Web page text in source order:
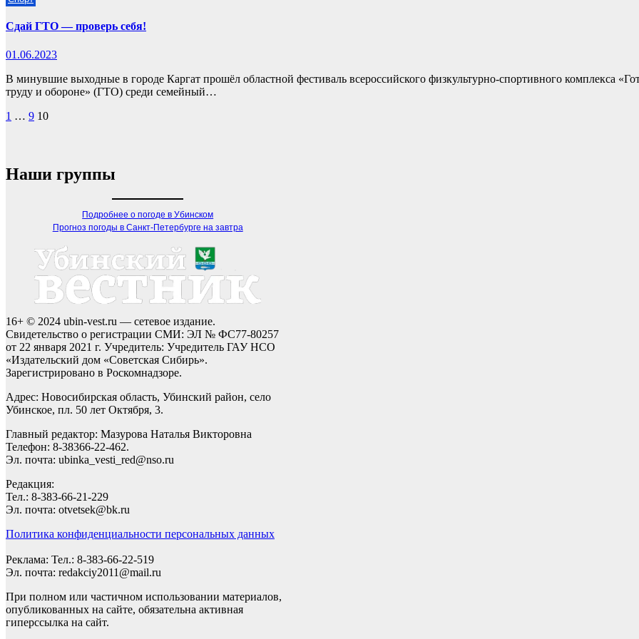
Сдай ГТО — проверь себя!
01.06.2023
В минувшие выходные в городе Каргат прошёл областной фестиваль всероссийского физкультурно-спортивного комплекса
труду и обороне» (ГТО) среди семейный…
Пагинация
1 … 9 10
Наши группы
Подробнее о погоде в Убинском
Прогноз погоды в Санкт-Петербурге на завтра
16+ © 2024 ubin-vest.ru — сетевое издание.
Свидетельство о регистрации СМИ: ЭЛ № ФС77-80257
от 22 января 2021 г. Учредитель: Учредитель ГАУ НСО
«Издательский дом «Советская Сибирь».
Зарегистрировано в Роскомнадзоре.
Адрес: Новосибирская область, Убинский район, село
Убинское, пл. 50 лет Октября, 3.
Главный редактор: Мазурова Наталья Викторовна
Телефон: 8-38366-22-462.
Эл. почта: ubinka_vesti_red@nso.ru
Редакция:
Тел.: 8-383-66-21-229
Эл. почта: otvetsek@bk.ru
Политика конфиденциальности персональных данных
Реклама: Тел.: 8-383-66-22-519
Эл. почта: redakciy2011@mail.ru
При полном или частичном использовании материалов,
опубликованных на сайте, обязательна активная
гиперссылка на сайт.